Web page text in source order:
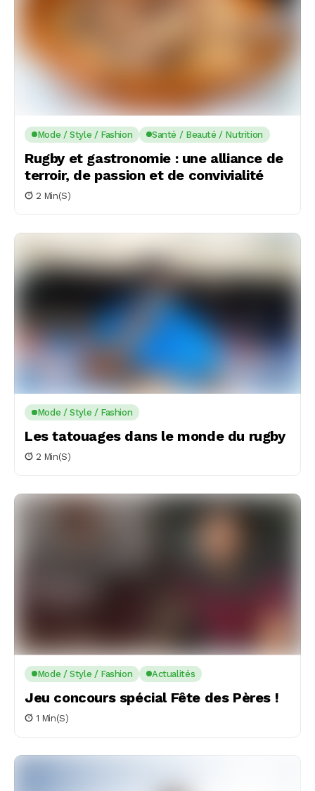
Mode / Style / Fashion Santé / Beauté / Nutrition
Rugby et gastronomie : une alliance de
terroir, de passion et de convivialité
2 Min(s)
Mode / Style / Fashion
Les tatouages dans le monde du rugby
2 Min(s)
Mode / Style / Fashion Actualités
Jeu concours spécial Fête des Pères !
1 Min(s)